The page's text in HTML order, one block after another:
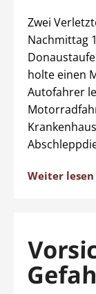
Zwei
Nachmittag
holte einen
Autofahrer
Weiter lesen